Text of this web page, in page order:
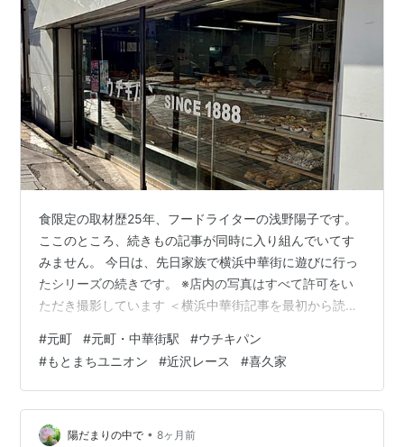
食限定の取材歴25年、フードライターの浅野陽子です。
ここのところ、続きもの記事が同時に入り組んでいてす
みません。 今日は、先日家族で横浜中華街に遊びに行っ
たシリーズの続きです。 ※店内の写真はすべて許可をい
ただき撮影しています ＜横浜中華街記事を最初から読む
分！フードライターが久しぶりに街歩きしてきました
★【横浜中華街】 平成初期創業でドラマ・映画の舞台に
もなった「四五六菜館」（別館）でランチ 中華街に行く
前に、なつかしの元町を歩く 横浜中華街に行く前、夫と
娘は後でランチ場にゆっくり来てもらい、私はひと足先
#元町 #元町・中華街駅 #ウチキパン
#もとまちユニオン #近沢レース #喜久家
陽だまりの中で • 8ヶ月前